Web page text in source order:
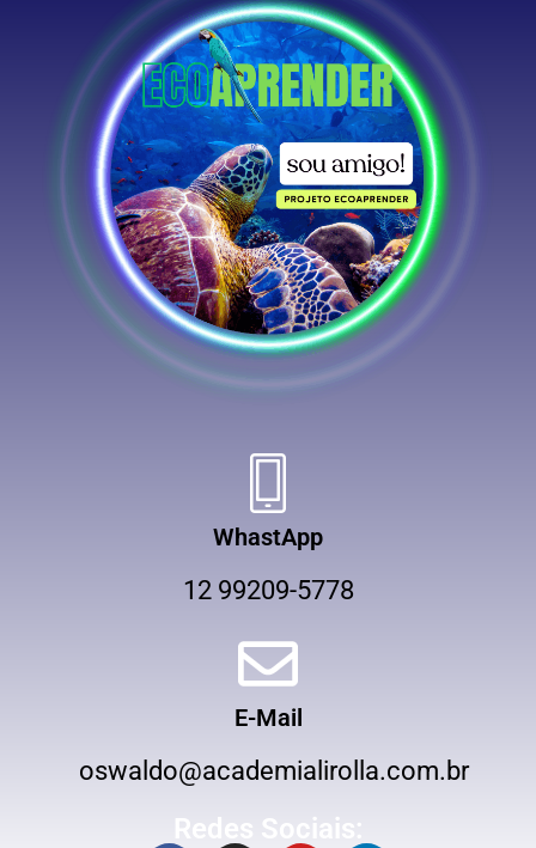
WhastApp
12 99209-5778
E-Mail
oswaldo@academialirolla.com.br
Redes Sociais: